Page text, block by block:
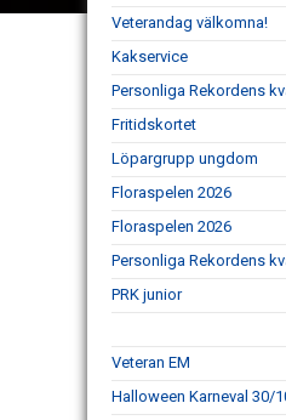
Veterandag välkomna!
Kakservice
Personliga Rekordens
Fritidskortet
Löpargrupp ungdom
Floraspelen 2026
Floraspelen 2026
Personliga Rekordens
PRK junior
Veteran EM
Halloween Karneval 30/